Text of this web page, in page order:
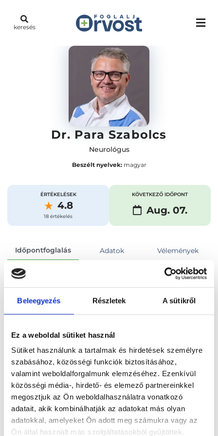
Beleegyezés Részletek A sütikről
Ez a weboldal sütiket használ
Sütiket használunk a tartalmak és hirdetések személyre
szabásához, közösségi funkciók biztosításához,
valamint weboldalforgalmunk elemzéséhez. Ezenkívül
közösségi média-, hirdető- és elemező partnereinkkel
megosztjuk az Ön weboldalhasználatra vonatkozó
adatait, akik kombinálhatják az adatokat más olyan
adatokkal, amelyeket Ön adott meg számukra vagy az
Ön által használt más szolgáltatásokból gyűjtöttek.
keresés
Dr. Para Szabolcs
Neurológus
Beszélt nyelvek:magyar
ÉRTÉKELÉSEK
4.8
18 értékelés
KÖVETKEZŐ IDŐPONT
Aug. 07.
Időpontfoglalás Adatok Vélemények
Foglalj időpontot
Összes szakterület
Főoldal Orvosok Neurológus
Neurológus, Budapest, XIV. kerület
Dr. Para Szabolcs